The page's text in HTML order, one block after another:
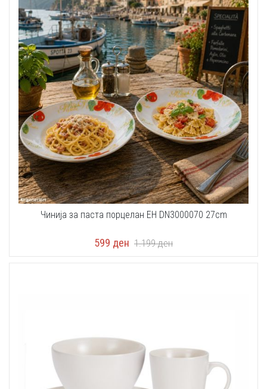
Чинија за паста порцелан EH DN3000070 27cm
599 ден 1.199ден